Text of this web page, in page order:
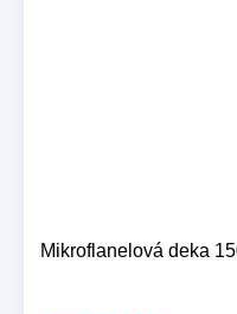
Mikroflanelová deka